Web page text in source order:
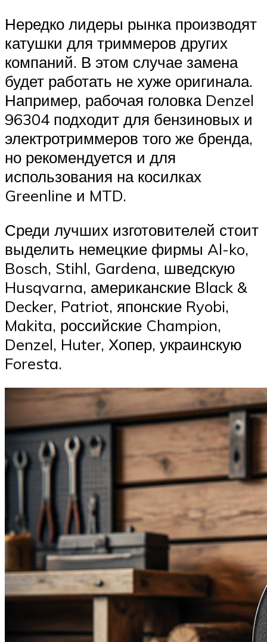
Нередко лидеры рынка производят
катушки для триммеров других
компаний. В этом случае замена
будет работать не хуже оригинала.
Например, рабочая головка Denzel
96304 подходит для бензиновых и
электротриммеров того же бренда,
но рекомендуется и для
использования на косилках
Greenline и MTD.
Среди лучших изготовителей стоит
выделить немецкие фирмы Al-ko,
Bosch, Stihl, Gardena, шведскую
Husqvarna, американские Black &
Decker, Patriot, японские Ryobi,
Makita, российские Champion,
Denzel, Huter, Хопер, украинскую
Foresta.